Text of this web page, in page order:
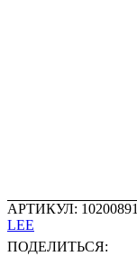
АРТИКУЛ:
LEE
ПОДЕЛИТЬСЯ: